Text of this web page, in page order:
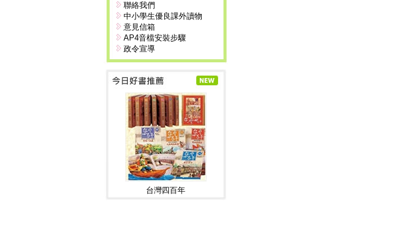
聯絡我們
中小學生優良課外讀物
意見信箱
AP4音檔安裝步驟
政令宣導
台灣四百年